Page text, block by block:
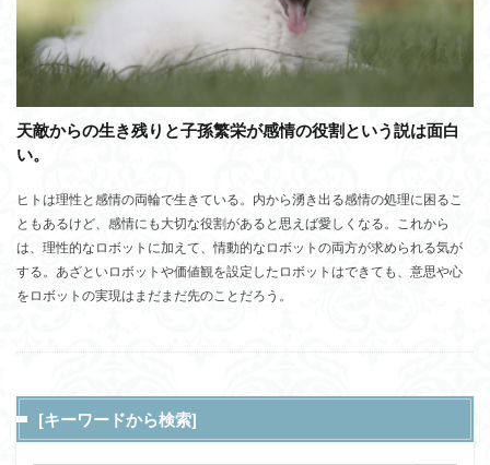
天敵からの生き残りと子孫繁栄が感情の役割という説は面白
い。
ヒトは理性と感情の両輪で生きている。内から湧き出る感情の処理に困るこ
ともあるけど、感情にも大切な役割があると思えば愛しくなる。これから
は、理性的なロボットに加えて、情動的なロボットの両方が求められる気が
する。あざといロボットや価値観を設定したロボットはできても、意思や心
をロボットの実現はまだまだ先のことだろう。
[キーワードから検索]